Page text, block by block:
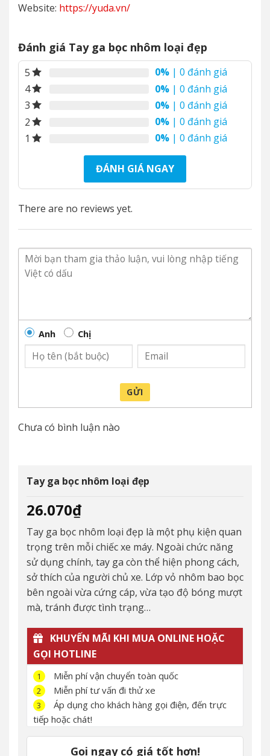
Website: https://yuda.vn/
Đánh giá Tay ga bọc nhôm loại đẹp
5 0% | 0 đánh giá
4
0% | 0 đánh giá
3
0% | 0 đánh giá
2
0% | 0 đánh giá
1
0% | 0 đánh giá
ĐÁNH GIÁ NGAY
There are no reviews yet.
Anh Chị
GỬI
Chưa có bình luận nào
Tay ga bọc nhôm loại đẹp
26.070₫
Tay ga bọc nhôm loại đẹp là một phụ kiện quan
trọng trên mỗi chiếc xe máy. Ngoài chức năng
sử dụng chính, tay ga còn thể hiện phong cách,
sở thích của người chủ xe. Lớp vỏ nhôm bao bọc
bên ngoài vừa cứng cáp, vừa tạo độ bóng mượt
mà, tránh được tình trạng…
KHUYẾN MÃI KHI MUA ONLINE HOẶC
GỌI HOTLINE
1 Miễn phí vận chuyển toàn quốc
2 Miễn phí tư vấn đi thử xe
3
Áp dụng cho khách hàng gọi điện, đến trực
tiếp hoặc chát!
Gọi ngay có giá tốt hơn!